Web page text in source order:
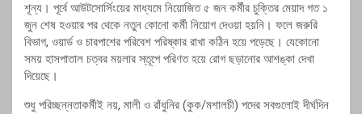
শূন্য। পূর্বে আউটসোর্সিংয়ের মাধ্যমে নিয়োজিত ৫ জন কর্মীর চুক্তির মেয়াদ গত ১
জুন শেষ হওয়ার পর থেকে নতুন কোনো কর্মী নিয়োগ দেওয়া হয়নি। ফলে জরুরি
বিভাগ, ওয়ার্ড ও চারপাশের পরিবেশ পরিষ্কার রাখা কঠিন হয়ে পড়েছে। যেকোনো
সময় হাসপাতাল চত্বর ময়লার স্তূপে পরিণত হয়ে রোগ ছড়ানোর আশঙ্কা দেখা
দিয়েছে।
শুধু পরিচ্ছন্নতাকর্মীই নয়, মালী ও রাঁধুনির (কুক/মশালচী) পদের সবগুলোই দীর্ঘদিন